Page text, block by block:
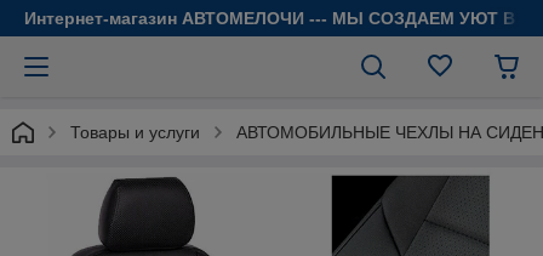
Интернет-магазин АВТОМЕЛОЧИ --- МЫ СОЗДАЕМ УЮТ В
Товары и услуги АВТОМОБИЛЬНЫЕ ЧЕХЛЫ НА